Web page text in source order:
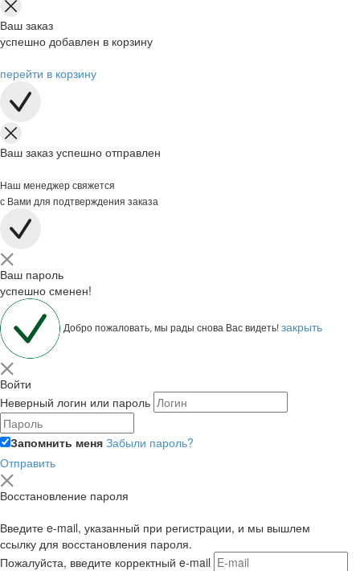
Ваш заказ
успешно добавлен в корзину
перейти в корзину
Ваш заказ успешно отправлен
Наш менеджер свяжется
с Вами для подтверждения заказа
Ваш пароль
успешно сменен!
Добро пожаловать, мы рады снова Вас видеть!закрыть
Войти
Неверный логин или пароль
Запомнить меня Забыли пароль?
Отправить
Восстановление пароля
Введите e-mail, указанный при регистрации, и мы вышлем
ссылку для восстановления пароля.
Пожалуйста, введите корректный e-mail